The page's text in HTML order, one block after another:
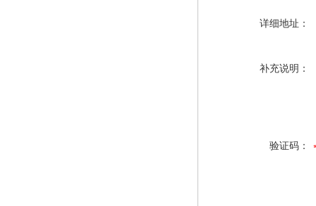
详细地址：
补充说明：
验证码：